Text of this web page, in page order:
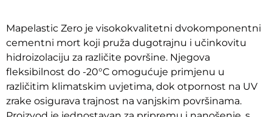
Mapelastic Zero je visokokvalitetni dvokomponentni
cementni mort koji pruža dugotrajnu i učinkovitu
hidroizolaciju za različite površine. Njegova
fleksibilnost do -20°C omogućuje primjenu u
različitim klimatskim uvjetima, dok otpornost na UV
zrake osigurava trajnost na vanjskim površinama.